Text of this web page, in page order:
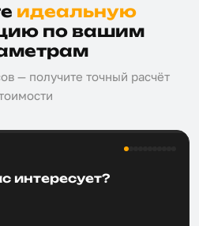
идеальную
по вашим
— получите точный расчёт
интересует?